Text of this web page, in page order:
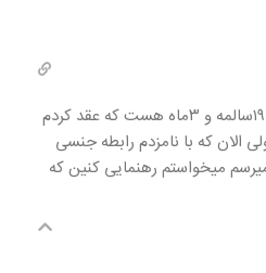
سلام وقت بخیر ببخشید من ۱۹سالمه و ۳ماه هست که عقد کردم
الان که با نامزدم رابطه جنسی
میخواستم رهنمایی کنین که